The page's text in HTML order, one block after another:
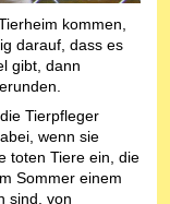
kommen,
darauf, dass es
gibt, dann
Tierpfleger
wenn sie
toten Tiere ein, die
Sommer einem
sind, von